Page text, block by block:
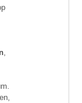
,